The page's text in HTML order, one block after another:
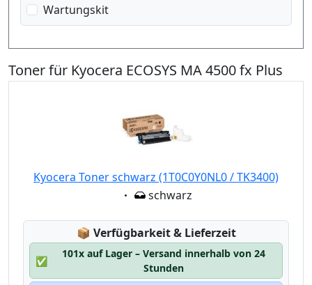
Wartungskit
Toner für Kyocera ECOSYS MA 4500 fx Plus
Kyocera Toner schwarz (1T0C0Y0NL0 / TK3400)
Eigenschaft:
schwarz
📦 Lagerstatus:
Verfügbarkeit & Lieferzeit
✅
101x auf Lager – Versand innerhalb von 24
Stunden